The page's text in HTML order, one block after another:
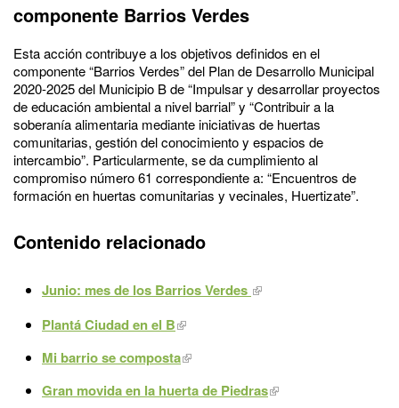
componente Barrios Verdes
Esta acción contribuye a los objetivos definidos en el
componente “Barrios Verdes” del Plan de Desarrollo Municipal
2020-2025 del Municipio B de “Impulsar y desarrollar proyectos
de educación ambiental a nivel barrial” y “Contribuir a la
soberanía alimentaria mediante iniciativas de huertas
comunitarias, gestión del conocimiento y espacios de
intercambio”. Particularmente, se da cumplimiento al
compromiso número 61 correspondiente a: “Encuentros de
formación en huertas comunitarias y vecinales, Huertizate”.
Contenido relacionado
Junio: mes de los Barrios Verdes
Plantá Ciudad en el B
Mi barrio se composta
Gran movida en la huerta de Piedras